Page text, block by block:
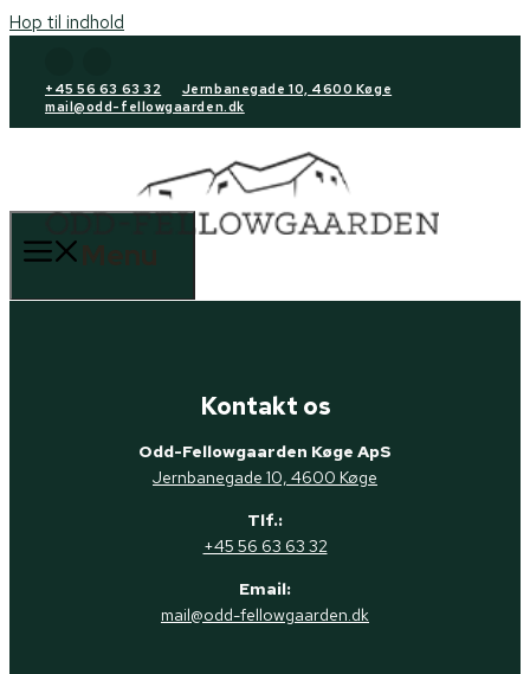
Hop til indhold
+45 56 63 63 32
Jernbanegade 10, 4600 Køge
mail@odd-fellowgaarden.dk
Kontakt os
Odd-Fellowgaarden Køge ApS
Jernbanegade 10, 4600 Køge
Tlf.:
+45 56 63 63 32
Email:
mail@odd-fellowgaarden.dk